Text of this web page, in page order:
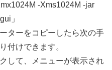
-Xms1024M -jar
」
ターをコピーしたら次の手
付けできます。
して、メニューが表示され